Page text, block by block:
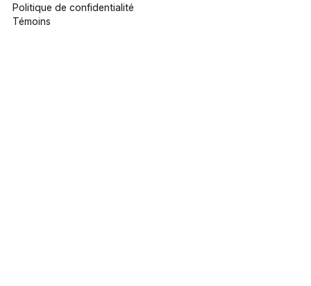
Politique de confidentialité
Témoins